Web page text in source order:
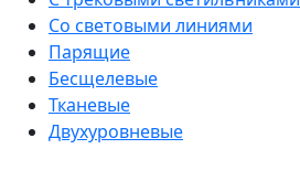
Со световыми линиями
Парящие
Бесщелевые
Тканевые
Двухуровневые